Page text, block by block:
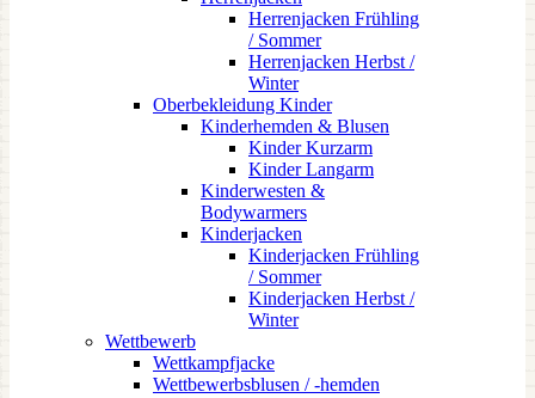
Herrenjacken Frühling
/ Sommer
Herrenjacken Herbst /
Winter
Oberbekleidung Kinder
Kinderhemden & Blusen
Kinder Kurzarm
Kinder Langarm
Kinderwesten &
Bodywarmers
Kinderjacken
Kinderjacken Frühling
/ Sommer
Kinderjacken Herbst /
Winter
Wettbewerb
Wettkampfjacke
Wettbewerbsblusen / -hemden